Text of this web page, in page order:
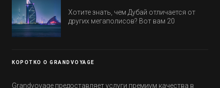
Хотите знать, чем Дубай отличается от
других мегаполисов? Вот вам 20
КОРОТКО О GRANDVOYAGE
Grandvoyage предоставляет услуги премиум качества в